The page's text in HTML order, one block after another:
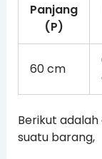
Panjang
(P)
60 cm
Berikut
suatu barang,